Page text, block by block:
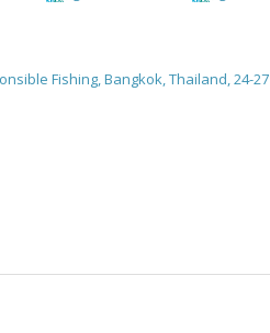
Fishing, Bangkok, Thailand, 24-27